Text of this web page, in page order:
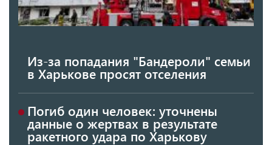
Из-за попадания "Бандероли" семьи
в Харькове просят отселения
Погиб один человек: уточнены
данные о жертвах в результате
ракетного удара по Харькову